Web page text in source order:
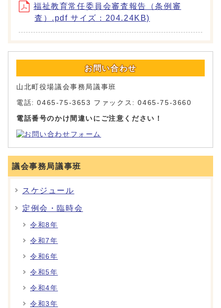
福祉教育常任委員会審査報告（条例審
査）.pdf サイズ：204.24KB)
お問い合わせ
山北町役場議会事務局議事班
電話: 0465-75-3653 ファックス: 0465-75-3660
電話番号のかけ間違いにご注意ください！
議会事務局議事班
スケジュール
定例会・臨時会
令和8年
令和7年
令和6年
令和5年
令和4年
令和3年